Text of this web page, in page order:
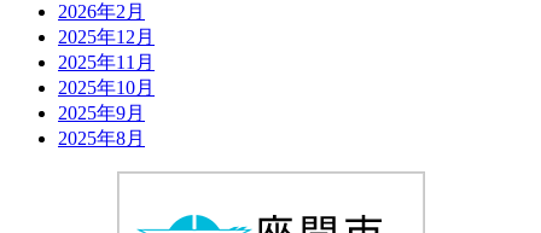
2026年2月
2025年12月
2025年11月
2025年10月
2025年9月
2025年8月